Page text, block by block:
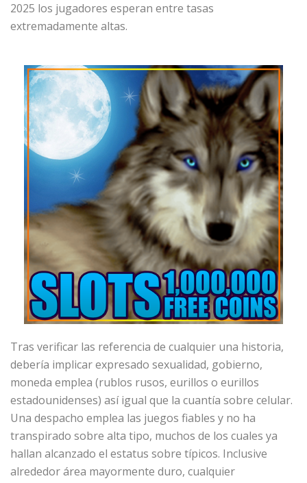
2025 los jugadores esperan entre tasas
extremadamente altas.
Tras verificar las referencia de cualquier una historia,
debería implicar expresado sexualidad, gobierno,
moneda emplea (rublos rusos, eurillos o eurillos
estadounidenses) así­ igual que la cuantía sobre celular.
Una despacho emplea las juegos fiables y no ha
transpirado sobre alta tipo, muchos de los cuales ya
hallan alcanzado el estatus sobre típicos. Inclusive
alrededor área mayormente duro, cualquier